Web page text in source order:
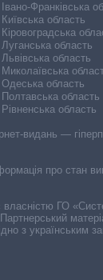
Івано-Франківська
Київська область
Кіровоградська
Луганська область
Львівська область
Миколаївська
Одеська область
Полтавська область
Рівненська область
видань —
про стан
власністю ГО
з українським